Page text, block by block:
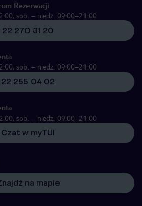
Rezerwacji
sob. – niedz. 09:00–21:00
22 270 31 20
sob. – niedz. 09:00–21:00
22 255 04 02
sob. – niedz. 09:00–21:00
Czat w myTUI
na mapie